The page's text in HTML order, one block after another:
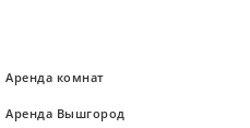
Аренда комнат
Аренда Вышгород